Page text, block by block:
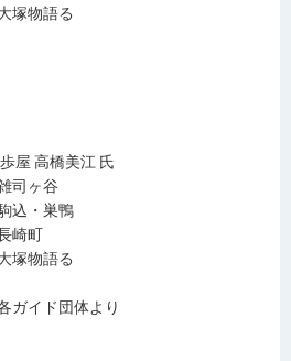
物語る
屋 高橋美江 氏
ヶ谷
・巣鴨
町
物語る
ガイド団体より